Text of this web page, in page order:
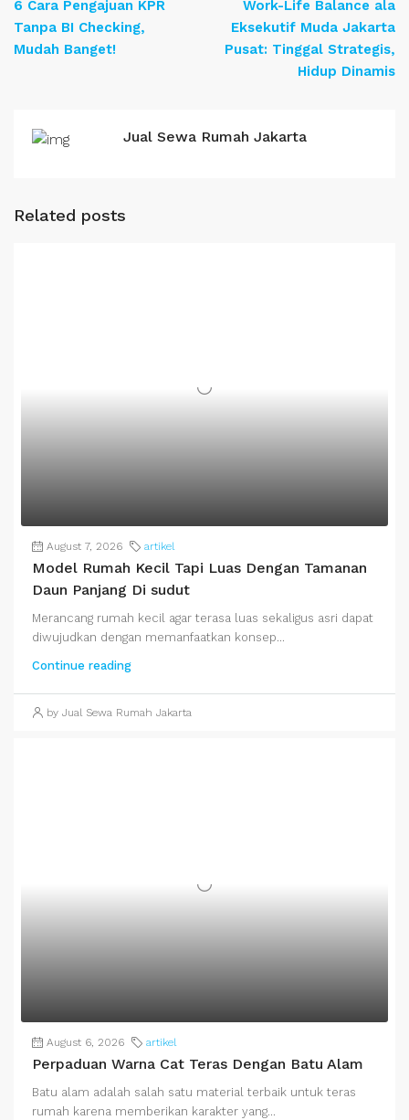
6 Cara Pengajuan KPR
Tanpa BI Checking,
Mudah Banget!
Work-Life Balance ala
Eksekutif Muda Jakarta
Pusat: Tinggal Strategis,
Hidup Dinamis
Jual Sewa Rumah Jakarta
Related posts
August 7, 2026 artikel
Model Rumah Kecil Tapi Luas Dengan Tamanan
Daun Panjang Di sudut
Merancang rumah kecil agar terasa luas sekaligus asri dapat
diwujudkan dengan memanfaatkan konsep...
Continue reading
by Jual Sewa Rumah Jakarta
August 6, 2026 artikel
Perpaduan Warna Cat Teras Dengan Batu Alam
Batu alam adalah salah satu material terbaik untuk teras
rumah karena memberikan karakter yang...